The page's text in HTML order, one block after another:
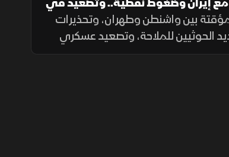
بين واشنطن وطهران، وتحذيرات
الحوثيين للملاحة، وتصعيد عسكري
وسط مخاوف من ارتفاع أسعار